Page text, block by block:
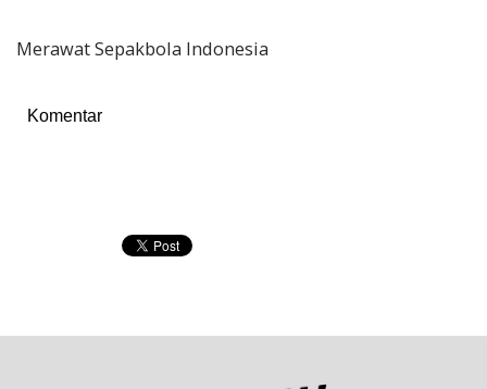
Merawat Sepakbola Indonesia
Komentar